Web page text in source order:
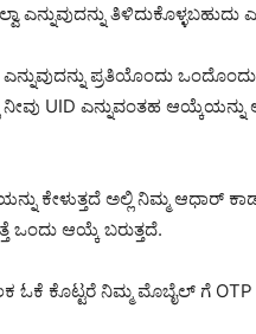
ತಿಳಿದುಕೊಳ್ಳಬಹುದು
ಪ್ರತಿಯೊಂದು
UID ಎನ್ನುವಂತಹ
ಕೇಳುತ್ತದೆ ಅಲ್ಲಿ ನಿಮ್ಮ
ಒಂದು ಆಯ್ಕೆ ಬರುತ್ತದೆ.
ಕೊಟ್ಟರೆ ನಿಮ್ಮ ಮೊಬೈಲ್ ಗೆ OTP